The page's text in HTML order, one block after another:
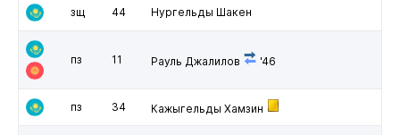
зщ 44 Нургельды Шакен
пз 11 Рауль Джалилов '46
пз 34 Кажыгельды Хамзин